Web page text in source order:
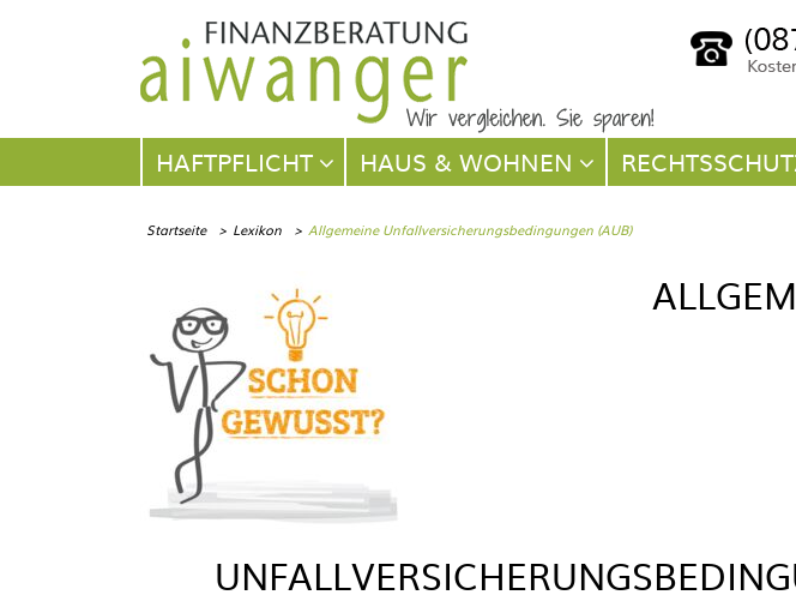
Navigation
überspringen
HAFTPFLICHT HAUS & WOHNEN
Startseite Lexikon Allgemeine Unfallversicherungsbedingungen (AUB)